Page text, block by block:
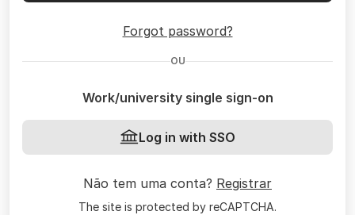
Forgot password?
OU
Work/university single sign-on
Log in with SSO
Não tem uma conta? Registrar
The site is protected by reCAPTCHA.